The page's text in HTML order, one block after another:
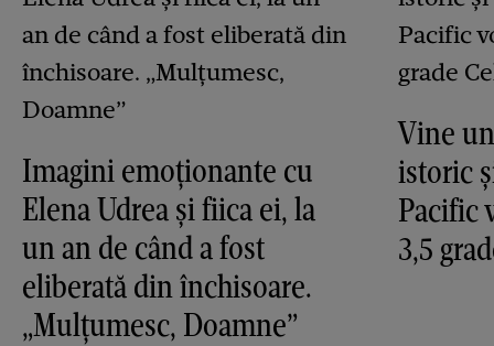
Imagini emoționante cu
Elena Udrea și fiica ei, la
un an de când a fost
eliberată din închisoare.
„Mulțumesc, Doamne”
Vine
istoric
Pacific
3,5